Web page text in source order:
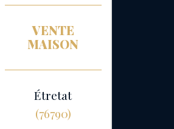
VENTE
MAISON
Étretat
(76790)